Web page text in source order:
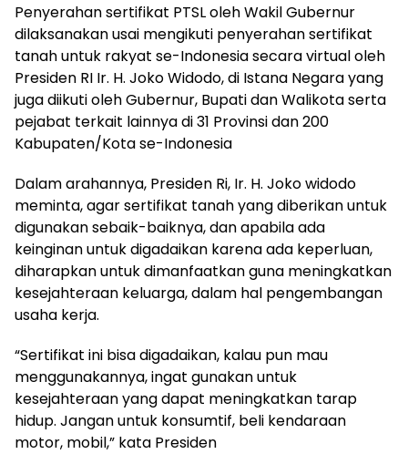
Penyerahan sertifikat PTSL oleh Wakil Gubernur
dilaksanakan usai mengikuti penyerahan sertifikat
tanah untuk rakyat se-Indonesia secara virtual oleh
Presiden RI Ir. H. Joko Widodo, di Istana Negara yang
juga diikuti oleh Gubernur, Bupati dan Walikota serta
pejabat terkait lainnya di 31 Provinsi dan 200
Kabupaten/Kota se-Indonesia
Dalam arahannya, Presiden Ri, Ir. H. Joko widodo
meminta, agar sertifikat tanah yang diberikan untuk
digunakan sebaik-baiknya, dan apabila ada
keinginan untuk digadaikan karena ada keperluan,
diharapkan untuk dimanfaatkan guna meningkatkan
kesejahteraan keluarga, dalam hal pengembangan
usaha kerja.
“Sertifikat ini bisa digadaikan, kalau pun mau
menggunakannya, ingat gunakan untuk
kesejahteraan yang dapat meningkatkan tarap
hidup. Jangan untuk konsumtif, beli kendaraan
motor, mobil,” kata Presiden